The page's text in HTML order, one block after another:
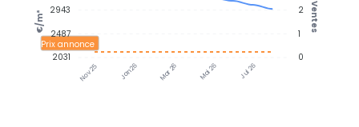
Nov 25 Jan 26 Mar 26 Mai 26 Jul 26
Prix annonce
2
1
0
Ventes
2943
2487
2031
€/m²